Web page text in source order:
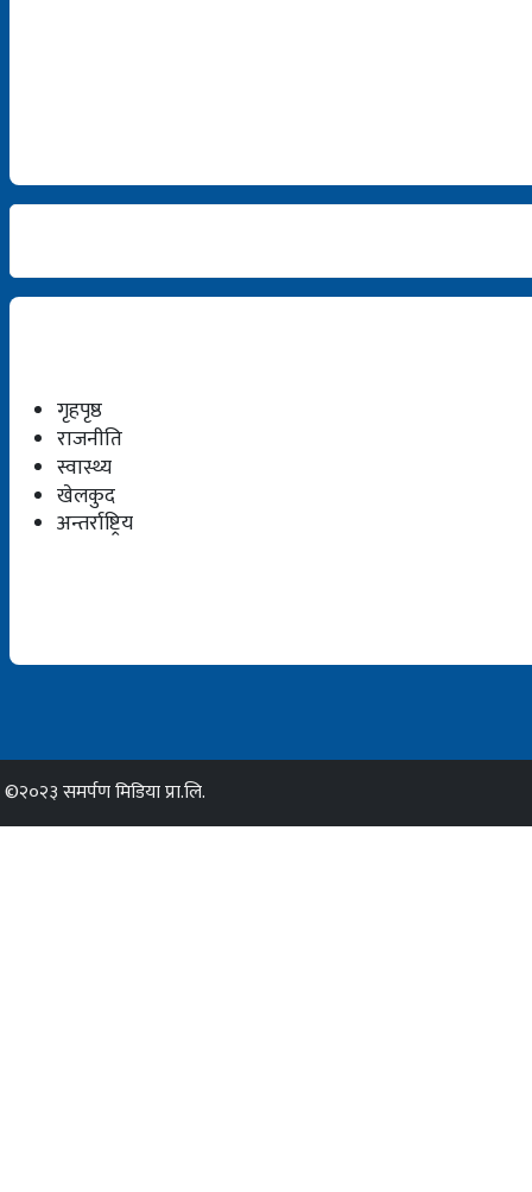
गृहपृष्ठ
राजनीति
स्वास्थ्य
खेलकुद
अन्तर्राष्ट्रिय
©२०२३ समर्पण मिडिया प्रा.लि.